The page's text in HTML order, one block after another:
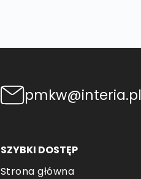
pmkw@interia.pl
SZYBKI DOSTĘP
Strona główna